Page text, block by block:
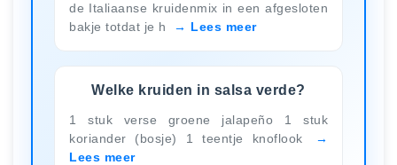
de Italiaanse kruidenmix in een afgesloten
bakje totdat je h
Lees meer
Welke kruiden in salsa verde?
1 stuk verse groene jalapeño 1 stuk
koriander (bosje) 1 teentje knoflook
Lees meer